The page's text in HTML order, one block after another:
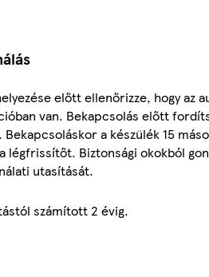
előtt ellenőrizze, hogy az
van. Bekapcsolás előtt
a készülék 15
légfrissítőt. Biztonsági okokból
utasítását.
számított 2 évig.